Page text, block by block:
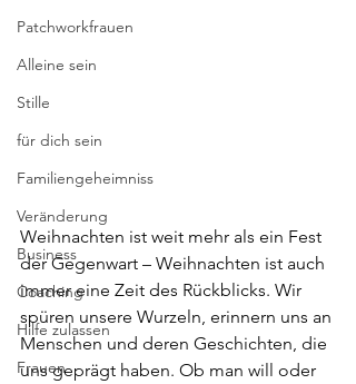
Patchworkfrauen
Alleine sein
Stille
für dich sein
Familiengeheimniss
Veränderung
Business
Coaching
Hilfe zulassen
Frauen
Weihnachten ist weit mehr als ein Fest
der Gegenwart – Weihnachten ist auch
immer eine Zeit des Rückblicks. Wir
spüren unsere Wurzeln, erinnern uns an
Menschen und deren Geschichten, die
uns geprägt haben. Ob man will oder